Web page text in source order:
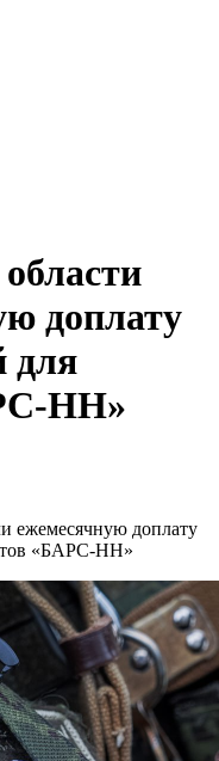
доплату
для
НН»
ежемесячную доплату
«БАРС-НН»